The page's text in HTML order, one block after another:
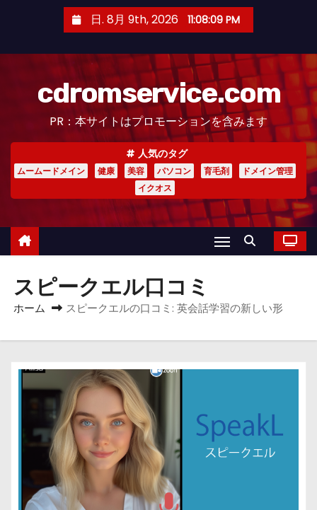
日. 8月 9th, 2026 11:08:09 PM
cdromservice.com
PR：本サイトはプロモーションを含みます
人気のタグ
ムームードメイン 健康 美容 パソコン 育毛剤
ドメイン管理
イクオス
スピークエル口コミ
ホーム ​スピークエルの口コミ: 英会話学習の新しい形